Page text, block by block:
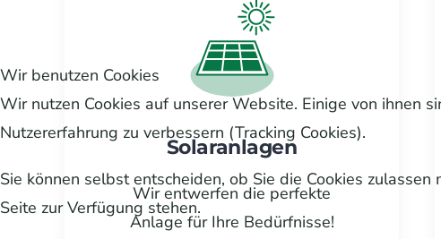
Solaranlagen
Wir entwerfen die perfekte
Anlage für Ihre Bedürfnisse!
Wir benutzen Cookies
Wir nutzen Cookies auf unserer Website. Einige von ihnen
Nutzererfahrung zu verbessern (Tracking Cookies).
Sie können selbst entscheiden, ob Sie die Cookies
Seite zur Verfügung stehen.